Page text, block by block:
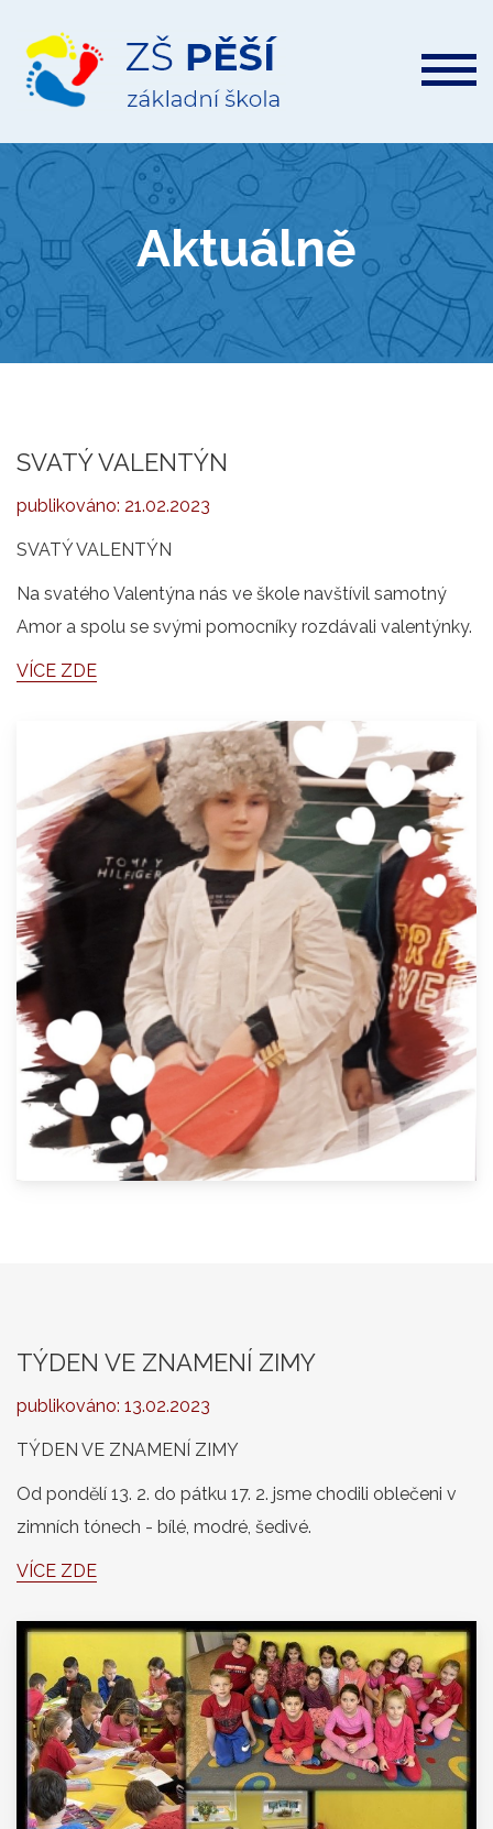
ZŠ
Pěší
Aktuálně
SVATÝ VALENTÝN
publikováno: 21.02.2023
SVATÝ VALENTÝN
Na svatého Valentýna nás ve škole navštívil samotný
Amor a spolu se svými pomocníky rozdávali valentýnky.
VÍCE ZDE
TÝDEN VE ZNAMENÍ ZIMY
publikováno: 13.02.2023
TÝDEN VE ZNAMENÍ ZIMY
Od pondělí 13. 2. do pátku 17. 2. jsme chodili oblečeni v
zimních tónech - bílé, modré, šedivé.
VÍCE ZDE